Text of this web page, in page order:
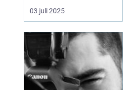
dagar, en dag fylld av
kärlek, glädje och
dessa ögonblick genom
fotografier är därför av
stor betydelse. Men h...
03 juli 2025